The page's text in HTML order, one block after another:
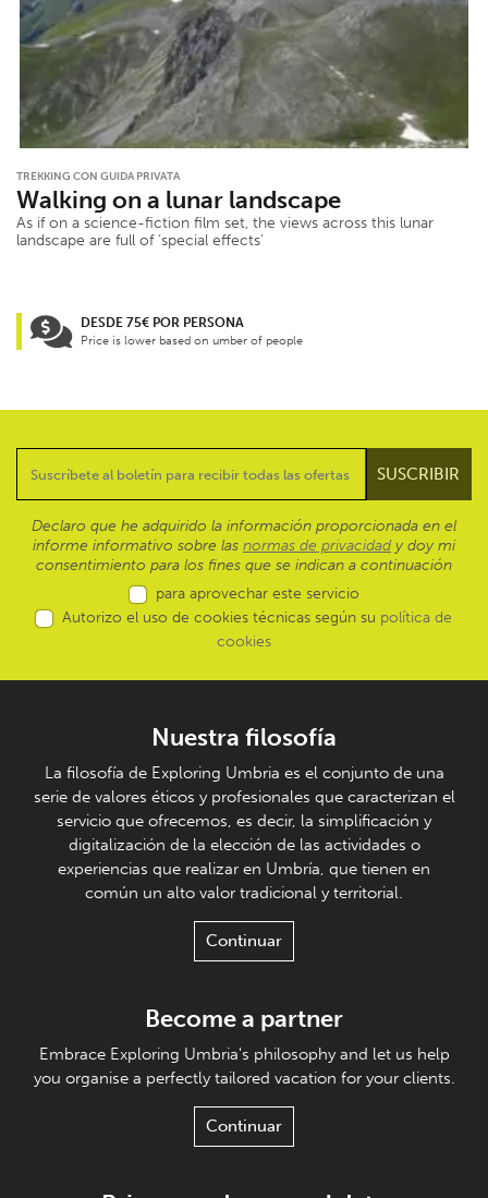
TREKKING CON GUIDA PRIVATA
Walking on a lunar landscape
As if on a science-fiction film set, the views across this lunar
landscape are full of ‘special effects’
DESDE 75€ POR PERSONA
Price is lower based on umber of people
Declaro que he adquirido la información proporcionada en el
informe informativo sobre las normas de privacidad y doy mi
consentimiento para los fines que se indican a continuación
para aprovechar este servicio
Autorizo el uso de cookies técnicas según su política de
cookies
Nuestra filosofía
La filosofía de Exploring Umbria es el conjunto de una
serie de valores éticos y profesionales que caracterizan el
servicio que ofrecemos, es decir, la simplificación y
digitalización de la elección de las actividades o
experiencias que realizar en Umbría, que tienen en
común un alto valor tradicional y territorial.
Continuar
Become a partner
Embrace Exploring Umbria's philosophy and let us help
you organise a perfectly tailored vacation for your clients.
Continuar